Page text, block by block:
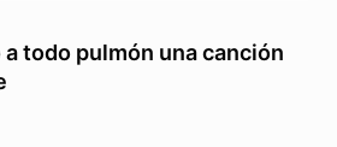
todo pulmón una canción